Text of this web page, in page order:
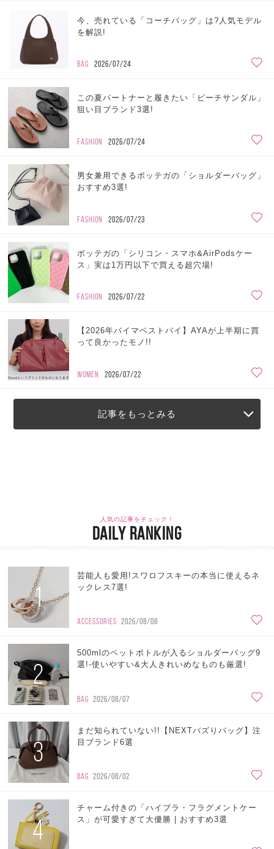
今、売れている「コーチバッグ」は?人気モデル
を解説!
BAG 2026/07/24
この夏パートナーと履きたい「ビーチサンダル」
狙い目ブランド3選!
FASHION 2026/07/24
男女兼用できるボッテガの「ショルダーバッグ」
おすすめ3選!
FASHION 2026/07/23
ボッテガの「シリコン・スマホ&AirPodsケー
ス」実は1万円以下で買える超穴場!
FASHION 2026/07/22
【2026年バイマベストバイ】AYAが上半期に買
って良かったモノ!!
WOMEN 2026/07/22
記事をもっとみる
人気の記事をチェック！
DAILY RANKING
1
芸能人も愛用!スワロフスキーの本当に使えるネ
ックレス7選!
ACCESSORIES 2026/08/08
2
500mlのペットボトルが入るショルダーバッグ9
選!-使いやすい&大人きれいめなものも厳選!
BAG 2026/08/07
3
まだ知られていない!!【NEXTバズりバッグ】注
目ブランド6選
BAG 2026/08/02
4
チャーム付きの「ハイブラ・フラグメントケー
ス」が可愛すぎて大優勝 | おすすめ3選